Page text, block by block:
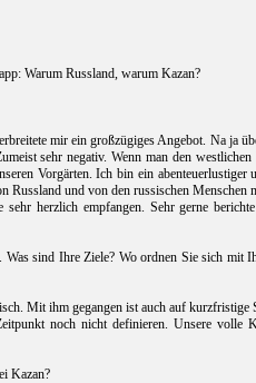
Warum Russland, warum Kazan?
mir ein großzügiges Angebot. Na ja
sehr negativ. Wenn man den
Vorgärten. Ich bin ein abenteuerlustiger
Russland und von den russischen Menschen
herzlich empfangen. Sehr gerne
sind Ihre Ziele? Wo ordnen Sie sich mit
Mit ihm gegangen ist auch auf kurzfristige
noch nicht definieren. Unsere volle
Kazan?